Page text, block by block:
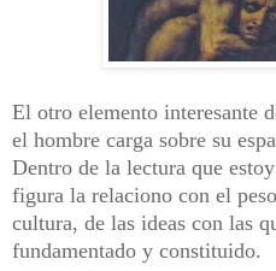
El otro elemento interesante
el hombre carga sobre su
Dentro de la lectura que
figura la relaciono con el
cultura, de las ideas con las
fundamentado y constituido.